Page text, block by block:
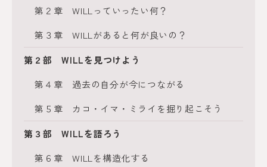
第２章 WILLっていったい何？
第３章 WILLがあると何が良いの？
第２部 WILLを見つけよう
第４章 過去の自分が今につながる
第５章 カコ・イマ・ミライを掘り起こそう
第３部 WILLを語ろう
第６章 WILLを構造化する